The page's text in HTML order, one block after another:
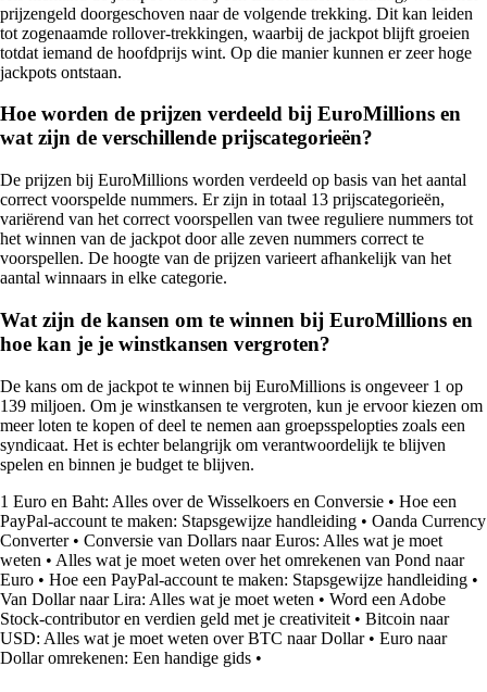
prijzengeld doorgeschoven naar de volgende trekking. Dit kan leiden
tot zogenaamde rollover-trekkingen, waarbij de jackpot blijft groeien
totdat iemand de hoofdprijs wint. Op die manier kunnen er zeer hoge
jackpots ontstaan.
Hoe worden de prijzen verdeeld bij EuroMillions en
wat zijn de verschillende prijscategorieën?
De prijzen bij EuroMillions worden verdeeld op basis van het aantal
correct voorspelde nummers. Er zijn in totaal 13 prijscategorieën,
variërend van het correct voorspellen van twee reguliere nummers tot
het winnen van de jackpot door alle zeven nummers correct te
voorspellen. De hoogte van de prijzen varieert afhankelijk van het
aantal winnaars in elke categorie.
Wat zijn de kansen om te winnen bij EuroMillions en
hoe kan je je winstkansen vergroten?
De kans om de jackpot te winnen bij EuroMillions is ongeveer 1 op
139 miljoen. Om je winstkansen te vergroten, kun je ervoor kiezen om
meer loten te kopen of deel te nemen aan groepsspelopties zoals een
syndicaat. Het is echter belangrijk om verantwoordelijk te blijven
spelen en binnen je budget te blijven.
1 Euro en Baht: Alles over de Wisselkoers en Conversie • Hoe een
PayPal-account te maken: Stapsgewijze handleiding • Oanda Currency
Converter• Conversie van Dollars naar Euros: Alles wat je moet
weten • Alles wat je moet weten over het omrekenen van Pond naar
Euro • Hoe een PayPal-account te maken: Stapsgewijze handleiding •
Van Dollar naar Lira: Alles wat je moet weten • Word een Adobe
Stock-contributor en verdien geld met je creativiteit • Bitcoin naar
USD: Alles wat je moet weten over BTC naar Dollar• Euro naar
Dollar omrekenen: Een handige gids •